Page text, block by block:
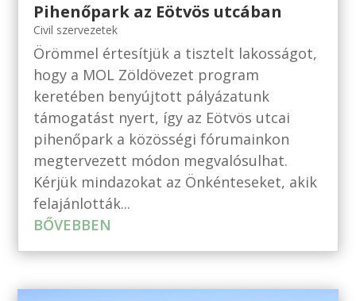
Pihenőpark az Eötvös utcában
Civil szervezetek
Örömmel értesítjük a tisztelt lakosságot,
hogy a MOL Zöldövezet program
keretében benyújtott pályázatunk
támogatást nyert, így az Eötvös utcai
pihenőpark a közösségi fórumainkon
megtervezett módon megvalósulhat.
Kérjük mindazokat az Önkénteseket, akik
felajánlották...
BŐVEBBEN